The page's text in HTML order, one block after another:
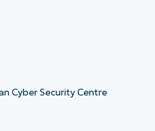
Cyber Security Centre